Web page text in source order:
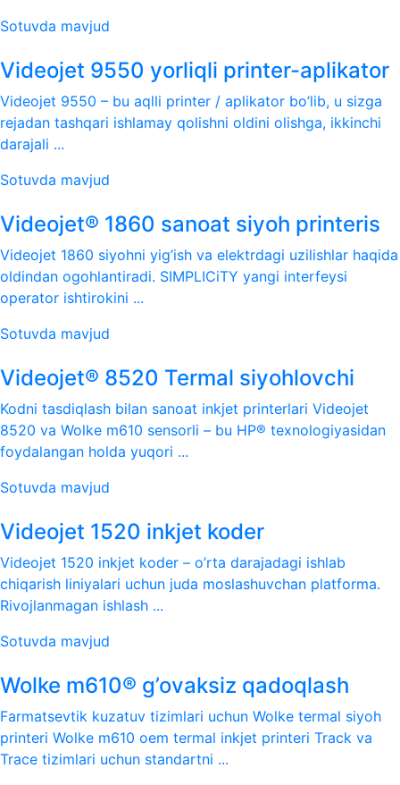
Sotuvda mavjud
Videojet 9550 yorliqli printer-aplikator
Videojet 9550 – bu aqlli printer / aplikator bo’lib, u sizga
rejadan tashqari ishlamay qolishni oldini olishga, ikkinchi
darajali ...
Sotuvda mavjud
Videojet® 1860 sanoat siyoh printeris
Videojet 1860 siyohni yig’ish va elektrdagi uzilishlar haqida
oldindan ogohlantiradi. SIMPLICiTY yangi interfeysi
operator ishtirokini ...
Sotuvda mavjud
Videojet® 8520 Termal siyohlovchi
Kodni tasdiqlash bilan sanoat inkjet printerlari Videojet
8520 va Wolke m610 sensorli – bu HP® texnologiyasidan
foydalangan holda yuqori ...
Sotuvda mavjud
Videojet 1520 inkjet koder
Videojet 1520 inkjet koder – o’rta darajadagi ishlab
chiqarish liniyalari uchun juda moslashuvchan platforma.
Rivojlanmagan ishlash ...
Sotuvda mavjud
Wolke m610® g’ovaksiz qadoqlash
Farmatsevtik kuzatuv tizimlari uchun Wolke termal siyoh
printeri Wolke m610 oem termal inkjet printeri Track va
Trace tizimlari uchun standartni ...